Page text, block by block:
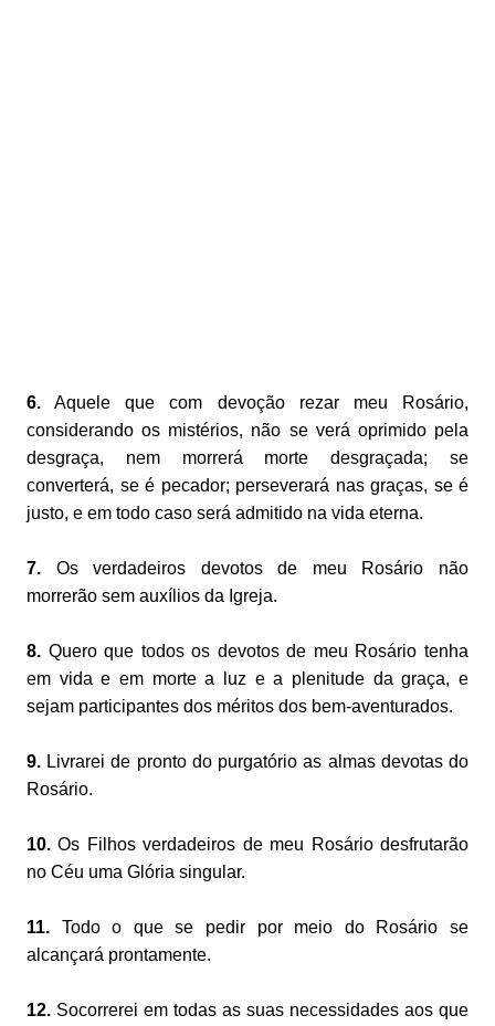
6. Aquele que com devoção rezar meu Rosário,
considerando os mistérios, não se verá oprimido pela
desgraça, nem morrerá morte desgraçada; se
converterá, se é pecador; perseverará nas graças, se é
justo, e em todo caso será admitido na vida eterna.
7. Os verdadeiros devotos de meu Rosário não
morrerão sem auxílios da Igreja.
8. Quero que todos os devotos de meu Rosário tenha
em vida e em morte a luz e a plenitude da graça, e
sejam participantes dos méritos dos bem-aventurados.
9. Livrarei de pronto do purgatório as almas devotas do
Rosário.
10. Os Filhos verdadeiros de meu Rosário desfrutarão
no Céu uma Glória singular.
11. Todo o que se pedir por meio do Rosário se
alcançará prontamente.
12. Socorrerei em todas as suas necessidades aos que